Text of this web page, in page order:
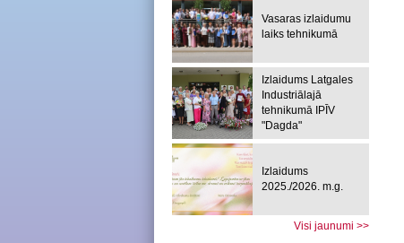
Vasaras izlaidumu
laiks tehnikumā
Izlaidums Latgales
Industriālajā
tehnikumā IPĪV
"Dagda"
Izlaidums
2025./2026. m.g.
Visi jaunumi >>